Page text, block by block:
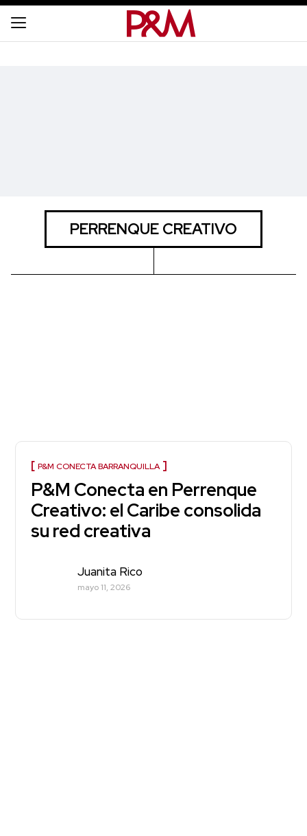
PERRENQUE CREATIVO
P&M CONECTA BARRANQUILLA
P&M Conecta en Perrenque
Creativo: el Caribe consolida
su red creativa
Juanita Rico
mayo 11, 2026